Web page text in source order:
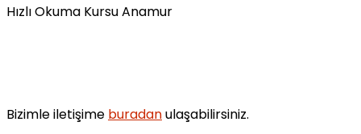
Hızlı Okuma Kursu Anamur
Bizimle iletişime buradan ulaşabilirsiniz.